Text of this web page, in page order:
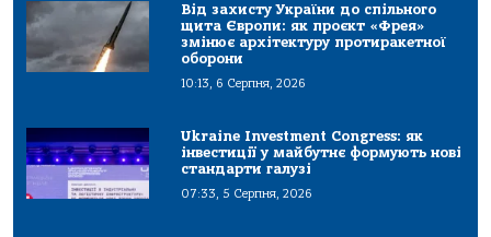
Від захисту України до спільного
щита Європи: як проєкт «Фрея»
змінює архітектуру протиракетної
оборони
10:13, 6 Серпня, 2026
Ukraine Investment Congress: як
інвестиції у майбутнє формують нові
стандарти галузі
07:33, 5 Серпня, 2026